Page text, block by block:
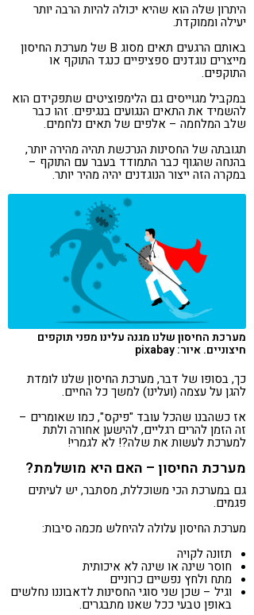
היתרון שלה הוא שהיא יכולה להיות הרבה יותר
יעילה וממוקדת.
באותם הרגעים תאים מסוג B של מערכת החיסון
מייצרים נוגדנים ספציפיים כנגד התוקף או
התוקפים.
במקביל מגוייסים גם הלימפוציטים שתפקידם הוא
להשמיד את התאים הנגועים בנגיפים. זהו כבר
שלב המלחמה – אלפים של תאים נלחמים.
תגובתה של החסינות הנרכשת תהיה מהירה יותר,
בהנחה שהגוף כבר התמודד בעבר עם התוקף –
במקרה הזה ייצור הנוגדנים יהיה מהיר יותר.
מערכת החיסון שלנו מגנה עלינו מפני תוקפים
חיצוניים. איור: pixabay
כך, בסופו של דבר, מערכת החיסון שלנו לומדת
להגן על עצמה (ועלינו) למשך כל החיים.
אז כשהבנו שהכל עובד "פיקס", כמו שאומרים –
זה הזמן להרים רגליים, להישען אחורה ולתת
למערכת לעשות את שלה?! לא לגמרי!
מערכת החיסון – האם היא מושלמת?
גם במערכת הכי משוכללת, מסתבר, יש לעיתים
פגמים.
מערכת החיסון עלולה להיחלש מכמה סיבות:
תזונה לקויה
חוסר שינה או שינה לא איכותית
מתח ולחץ נפשיים כרוניים
וגיל – שכן שני סוגי החסינות לדאבוננו נחלשים
באופן טבעי ככל שאנו מתבגרים.